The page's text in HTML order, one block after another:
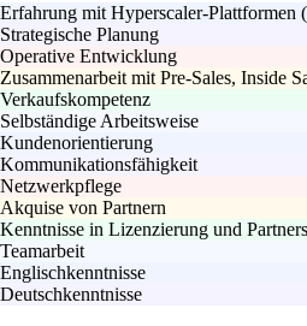
Erfahrung mit Hyperscaler-
Strategische Planung
Operative Entwicklung
Zusammenarbeit mit Pre-Sales, Inside
Verkaufskompetenz
Selbständige Arbeitsweise
Kundenorientierung
Kommunikationsfähigkeit
Netzwerkpflege
Akquise von Partnern
Kenntnisse in Lizenzierung und
Teamarbeit
Englischkenntnisse
Deutschkenntnisse